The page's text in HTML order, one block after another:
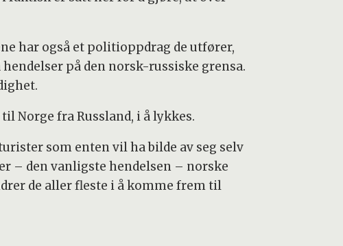
har også et politioppdrag de utfører,
på den norsk-russiske grensa.
Norge fra Russland, i å lykkes.
som enten vil ha bilde av seg selv
– den vanligste hendelsen – norske
de aller fleste i å komme frem til